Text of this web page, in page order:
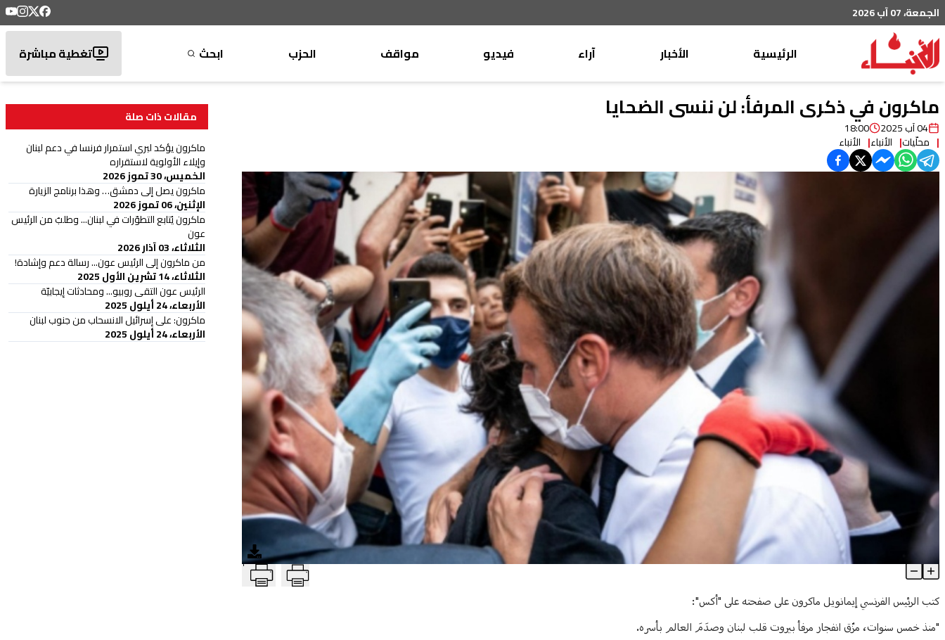
الجمعة، 07 آب 2026
الرئيسية
الأخبار
محليات
عربي دولي
خاص
رياضة
من لبنان
ثقافة ومجتمع
منوعات
آراء
منبر
مختارات
صحافة
أجنبية
بريد
القرّاء
فيديو مواقف الحزب ابحث تغطية مباشرة
ماكرون في ذكرى المرفأ: لن ننسى الضحايا
04 آب 2025 18:00
محلّيات الأنباء الأنباء
ماكرون في ذكرى المرفأ: لن ننسى الضحايا T
Article Content
كتب الرئيس الفرنسي إيمانويل ماكرون على صفحته على "أكس":
"منذ خمس سنوات، مزّق انفجار مرفأ بيروت قلب لبنان وصدَمَ العالم بأسره.
مقالات ذات صلة
ماكرون يؤكد لبري استمرار فرنسا في دعم لبنان
وإيلاء الأولوية لاستقراره
الخميس، 30 تموز 2026
ماكرون يصل إلى دمشق… وهذا برنامج الزيارة
الإثنين، 06 تموز 2026
ماكرون يُتابع التطوّرات في لبنان... وطلبٌ من الرئيس
عون
الثلاثاء، 03 آذار 2026
من ماكرون إلى الرئيس عون... رسالة دعم وإشادة!
الثلاثاء، 14 تشرين الأول 2025
الرئيس عون التقى روبيو... ومحادثات إيجابيّة
الأربعاء، 24 أيلول 2025
ماكرون: على إسرائيل الانسحاب من جنوب لبنان
الأربعاء، 24 أيلول 2025